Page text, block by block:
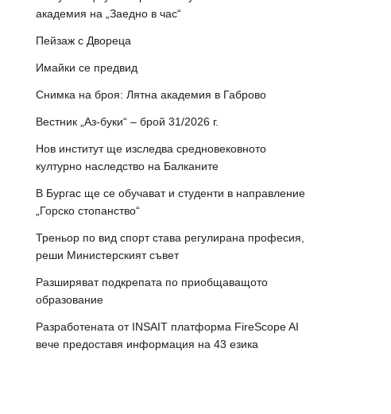
академия на „Заедно в час“
Пейзаж с Двореца
Имайки се предвид
Снимка на броя: Лятна академия в Габрово
Вестник „Аз-буки“ – брой 31/2026 г.
Нов институт ще изследва средновековното
културно наследство на Балканите
В Бургас ще се обучават и студенти в направление
„Горско стопанство“
Треньор по вид спорт става регулирана професия,
реши Министерският съвет
Разширяват подкрепата по приобщаващото
образование
Разработената от INSAIT платформа FireScope AI
вече предоставя информация на 43 езика